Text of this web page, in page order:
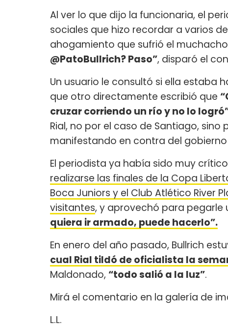
Al ver lo que dijo la funcionaria, el
sociales que hizo recordar a varios
ahogamiento que sufrió el
@PatoBullrich? Paso”, disparó el
Un usuario le consultó si ella estaba
que otro directamente escribió que
cruzar corriendo un río y no lo
Rial, no por el caso de Santiago,
manifestando en contra del
El periodista ya había sido muy
realizarse las finales de la Copa
Boca Juniors y el Club Atlético River
visitantes, y aprovechó para pegarle
quiera ir armado, puede hacerlo”.
En enero del año pasado, Bullrich
cual Rial tildó de oficialista la
Maldonado, “todo salió a la luz”.
Mirá el comentario en la galería de
L.L.